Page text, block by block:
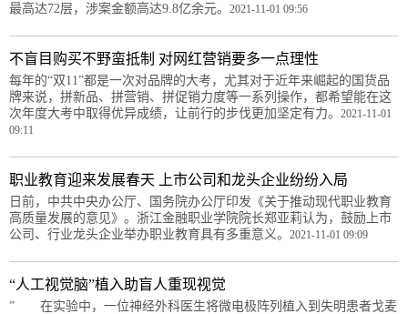
最高达72层，涉案金额高达9.8亿余元。 2021-11-01 09:56
不盲目购买不野蛮抵制 对网红营销要多一点理性
每年的“双11”都是一次对品牌的大考，尤其对于近年来崛起的国货品
牌来说，拼新品、拼营销、拼促销力度等一系列操作，都希望能在这
次年度大考中取得优异成绩，让前行的步伐更加坚定有力。 2021-11-01
09:11
职业教育迎来发展春天 上市公司和龙头企业纷纷入局
日前，中共中央办公厅、国务院办公厅印发《关于推动现代职业教育
高质量发展的意见》。浙江金融职业学院院长郑亚莉认为，鼓励上市
公司、行业龙头企业举办职业教育具有多重意义。 2021-11-01 09:09
“人工视觉脑”植入助盲人重现视觉
” 在实验中，一位神经外科医生将微电极阵列植入到失明患者戈麦